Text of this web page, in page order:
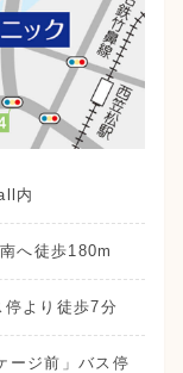
内
へ徒歩180m
より徒歩7分
ージ前」バス停